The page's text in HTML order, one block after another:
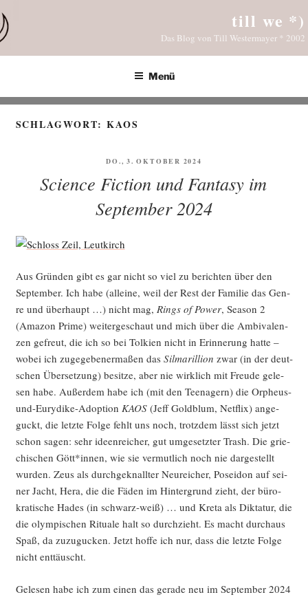
Inhalt
springen
till we *)
Das Blog von Till Westermayer * 2002
Menü
SCHLAGWORT:KAOS
VERÖFFENTLICHT
DO., 3. OKTOBER 2024
Science Fiction und Fantasy im
September 2024
Aus Grün­den gibt es gar nicht so viel zu berich­ten über den
Sep­tem­ber. Ich habe (allei­ne, weil der Rest der Fami­lie das Gen­
re und über­haupt …) nicht mag, Rings of Power, Sea­son 2
(Ama­zon Prime) wei­ter­ge­schaut und mich über die Ambi­va­len­
zen gefreut, die ich so bei Tol­ki­en nicht in Erin­ne­rung hat­te –
wobei ich zuge­ge­be­ner­ma­ßen das Sil­ma­ril­li­on zwar (in der deut­
schen Über­set­zung) besit­ze, aber nie wirk­lich mit Freu­de gele­
sen habe. Außer­dem habe ich (mit den Teen­agern) die Orpheus-
und-Eury­di­ke-Adop­ti­on KAOS(Jeff Gold­blum, Net­flix) ange­
guckt, die letz­te Fol­ge fehlt uns noch, trotz­dem lässt sich jetzt
schon sagen: sehr ideen­rei­cher, gut umge­setz­ter Trash. Die grie­
chi­schen Gött*innen, wie sie ver­mut­lich noch nie dar­ge­stellt
wur­den. Zeus als durch­ge­knall­ter Neu­rei­cher, Posei­don auf sei­
ner Jacht, Hera, die die Fäden im Hin­ter­grund zieht, der büro­
kra­ti­sche Hades (in schwarz-weiß) … und Kre­ta als Dik­ta­tur, die
die olym­pi­schen Ritua­le halt so durch­zieht. Es macht durch­aus
Spaß, da zuzu­gu­cken. Jetzt hof­fe ich nur, dass die letz­te Fol­ge
nicht enttäuscht.
Gele­sen habe ich zum einen das gera­de neu im Sep­tem­ber 2024